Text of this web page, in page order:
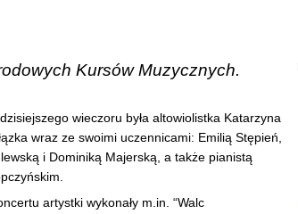
Kursów Muzycznych.
wieczoru była altowiolistka Katarzyna
wraz ze swoimi uczennicami: Emilią Stępień,
i Dominiką Majerską, a także pianistą
artystki wykonały m.in. “Walc